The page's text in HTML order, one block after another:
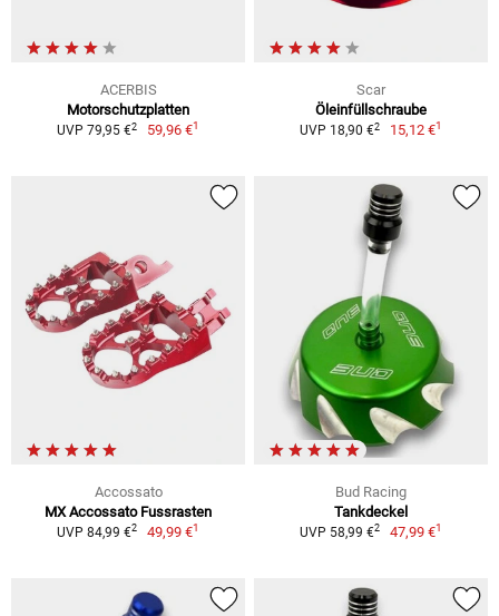
ACERBIS
Motorschutzplatten
UVP 79,95 €2 59,96 €1
Scar
Öleinfüllschraube
UVP 18,90 €2 15,12 €1
Accossato
MX Accossato Fussrasten
UVP 84,99 €2 49,99 €1
Bud Racing
Tankdeckel
UVP 58,99 €2 47,99 €1